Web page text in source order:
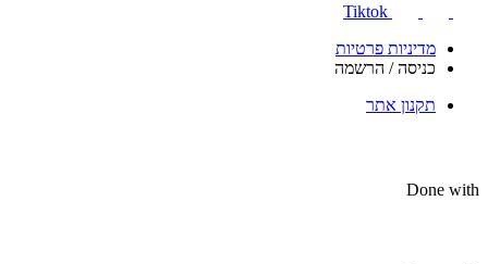
Tiktok
מדיניות פרטיות
כניסה / הרשמה
תקנון אתר
Done with